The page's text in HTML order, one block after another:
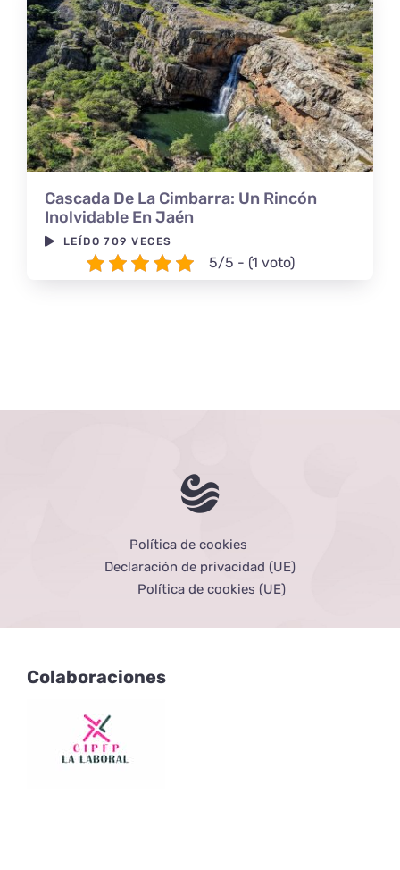
Cascada De La Cimbarra: Un Rincón
Inolvidable En Jaén
LEÍDO 709 VECES
5/5 - (1 voto)
Política de cookies
Declaración de privacidad (UE)
Política de cookies (UE)
Colaboraciones